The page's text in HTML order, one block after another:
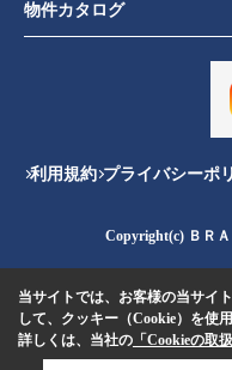
物件カタログ
利用規約 プライバシーポ
Copyright(c) ＢＲ
当サイトでは、お客様の当サイ
して、クッキー（Cookie）を使
詳しくは、当社の 「Cookieの取